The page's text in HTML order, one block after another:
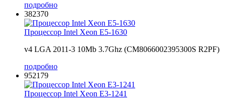
подробно
382370
Процессор Intel Xeon E5-1630
v4 LGA 2011-3 10Mb 3.7Ghz (CM8066002395300S R2PF)
подробно
952179
Процессор Intel Xeon E3-1241